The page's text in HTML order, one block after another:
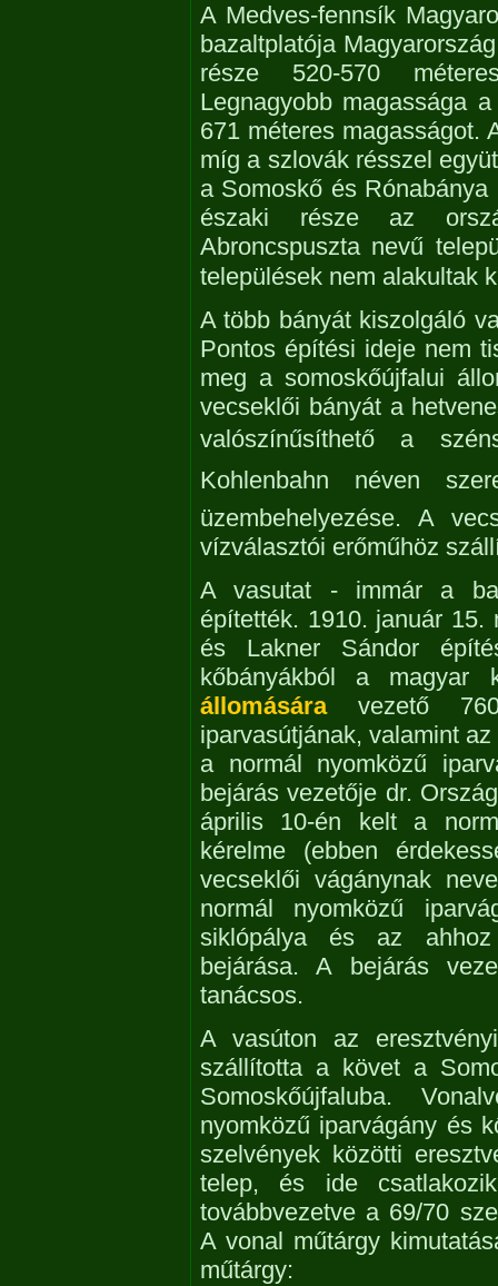
A Medves-fennsík
bazaltplatója
része 520-570
Legnagyobb magassága
671 méteres magasságot.
míg a szlovák résszel
a Somoskő és
északi része az
Abroncspuszta nevű
települések nem alakultak
A több bányát kiszolgáló
Pontos építési ideje nem
meg a somoskőújfalui
vecseklői bányát a
valószínűsíthető a
Kohlenbahn néven
üzembehelyezése. A
vízválasztói erőműhöz
A vasutat - immár a
építették. 1910. január 15.
és Lakner Sándor
kőbányákból a magyar
állomásáravezető 760
iparvasútjának, valamint
a normál nyomközű
bejárás vezetője dr.
április 10-én kelt a
kérelme (ebben
vecseklői vágánynak
normál nyomközű
siklópálya és az ahhoz
bejárása. A bejárás
tanácsos.
A vasúton az
szállította a követ a
Somoskőújfaluba.
nyomközű iparvágány és
szelvények közötti
telep, és ide
továbbvezetve a 69/70
A vonal műtárgy
műtárgy: